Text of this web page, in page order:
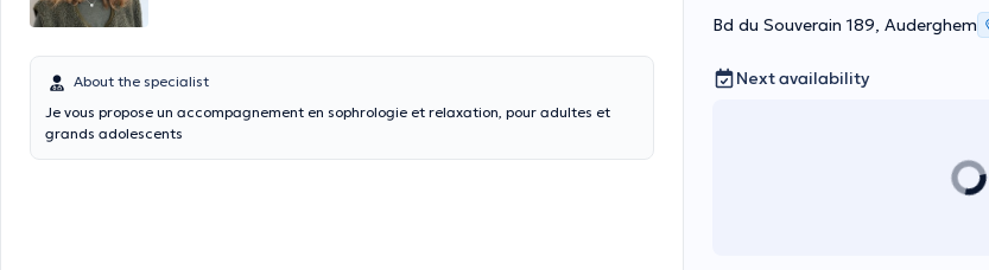
About the specialist
Je vous propose un accompagnement en sophrologie et relaxation, pour adultes et
grands adolescents
Bd du Souverain 189, Auderghem
Next availability